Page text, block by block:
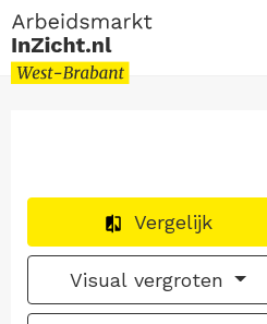
Vergelijk
Visual vergroten